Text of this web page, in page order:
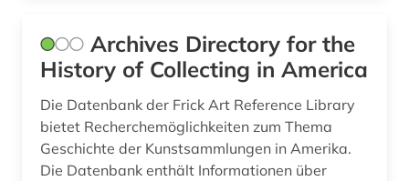
geschichte (6)
geschichte 1500-1700 (1)
geschichte 1600-1700 (1)
Archives Directory for the
History of Collecting in America
Die Datenbank der Frick Art Reference Library
bietet Recherchemöglichkeiten zum Thema
Geschichte der Kunstsammlungen in Amerika.
Die Datenbank enthält Informationen über